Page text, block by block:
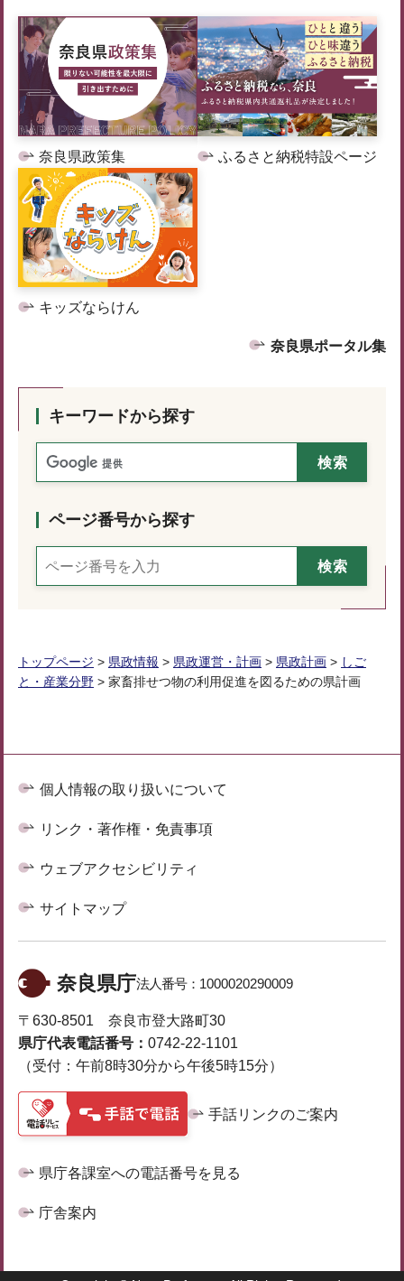
奈良県政策集 ふるさと納税特設ページ
キッズならけん
奈良県ポータル集
キーワードから探す
ページ番号から探す
トップページ > 県政情報 > 県政運営・計画 > 県政計画 > しご
と・産業分野 > 家畜排せつ物の利用促進を図るための県計画
個人情報の取り扱いについて
リンク・著作権・免責事項
ウェブアクセシビリティ
サイトマップ
奈良県庁法人番号： 1000020290009
〒630-8501 奈良市登大路町30
県庁代表電話番号： 0742-22-1101
（受付：午前8時30分から午後5時15分）
手話リンクのご案内
県庁各課室への電話番号を見る
庁舎案内